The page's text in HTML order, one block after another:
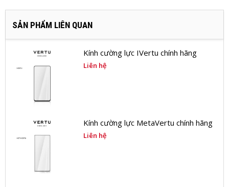
SẢN PHẨM LIÊN QUAN
Kính cường lực IVertu chính hãng
Liên hệ
Kính cường lực MetaVertu chính hãng
Liên hệ